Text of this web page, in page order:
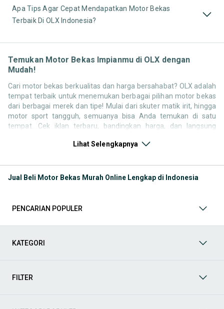
Apa Tips Agar Cepat Mendapatkan Motor Bekas
Terbaik Di OLX Indonesia?
Temukan Motor Bekas Impianmu di OLX dengan
Mudah!
Cari motor bekas berkualitas dan harga bersahabat? OLX adalah
tempat terbaik untuk menemukan berbagai pilihan motor bekas
dari berbagai merek dan tipe! Mulai dari skuter matik irit, hingga
motor sport tangguh, semuanya bisa Anda temukan di satu
tempat. Cek iklan terbaru, bandingkan harga, dan langsung
motor bekas, jangan lewatkan juga kategori pendukung lainnya
atau bekas
Mulai dari box motor, windshield, jok custom, spion, hingga
sekadar menambah kenyamanan berkendara.
cross, dalam kondisi baru maupun bekas layak pakai.
Lihat Selengkapnya
Jual Beli Motor Bekas Murah Online Lengkap di Indonesia
PENCARIAN POPULER
KATEGORI
FILTER